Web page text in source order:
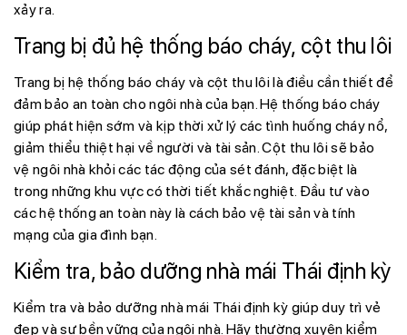
xảy ra.
Trang bị đủ hệ thống báo cháy, cột thu lôi
Trang bị hệ thống báo cháy và cột thu lôi là điều cần thiết để
đảm bảo an toàn cho ngôi nhà của bạn. Hệ thống báo cháy
giúp phát hiện sớm và kịp thời xử lý các tình huống cháy nổ,
giảm thiểu thiệt hại về người và tài sản. Cột thu lôi sẽ bảo
vệ ngôi nhà khỏi các tác động của sét đánh, đặc biệt là
trong những khu vực có thời tiết khắc nghiệt. Đầu tư vào
các hệ thống an toàn này là cách bảo vệ tài sản và tính
mạng của gia đình bạn.
Kiểm tra, bảo dưỡng nhà mái Thái định kỳ
Kiểm tra và bảo dưỡng nhà mái Thái định kỳ giúp duy trì vẻ
đẹp và sự bền vững của ngôi nhà. Hãy thường xuyên kiểm